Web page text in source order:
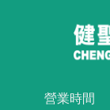
營業時間